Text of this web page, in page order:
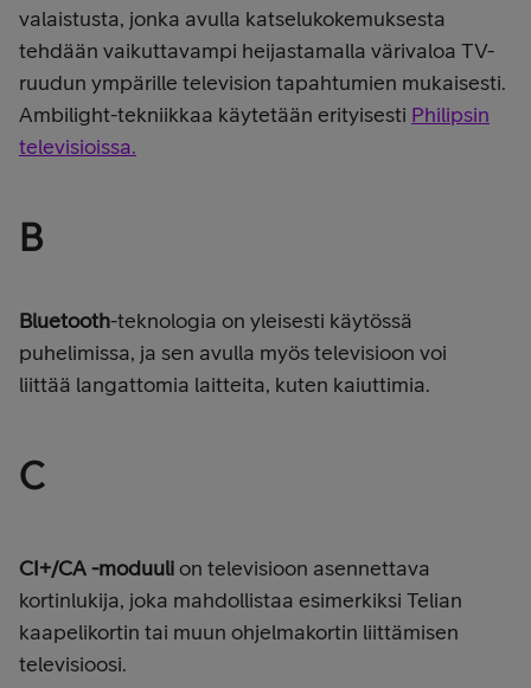
valaistusta, jonka avulla katselukokemuksesta
tehdään vaikuttavampi heijastamalla värivaloa TV-
ruudun ympärille television tapahtumien mukaisesti.
Ambilight-tekniikkaa käytetään erityisesti Philipsin
televisioissa.
B
Bluetooth-teknologia on yleisesti käytössä
puhelimissa, ja sen avulla myös televisioon voi
liittää langattomia laitteita, kuten kaiuttimia.
C
CI+/CA -moduulion televisioon asennettava
kortinlukija, joka mahdollistaa esimerkiksi Telian
kaapelikortin tai muun ohjelmakortin liittämisen
televisioosi.